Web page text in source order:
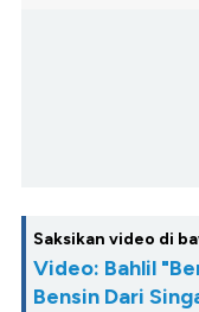
Saksikan video di
Video: Bahlil
Bensin Dari